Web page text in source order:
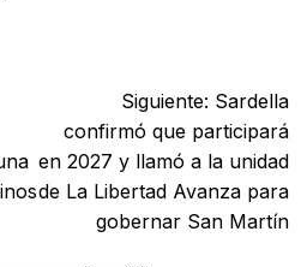
Siguiente: Sardella
confirmó que participará
en 2027 y llamó a la unidad
de La Libertad Avanza para
gobernar San Martín